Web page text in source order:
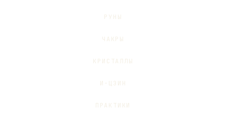
РУНЫ
ЧАКРЫ
КРИСТАЛЛЫ
И-ЦЗИН
ПРАКТИКИ